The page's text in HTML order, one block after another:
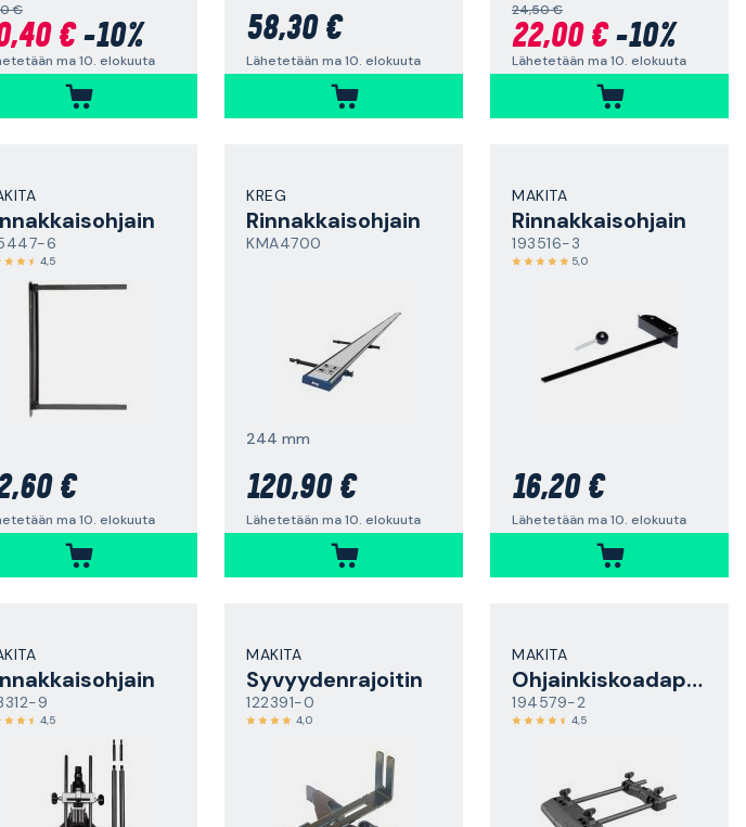
€
€-10%
ma 10. elokuuta
58,30 €
Lähetetään ma 10. elokuuta
24,50 €
22,00 €-10%
Lähetetään ma 10. elokuuta
6
4,5
€
ma 10. elokuuta
KREG
Rinnakkaisohjain
KMA4700
244 mm
120,90 €
Lähetetään ma 10. elokuuta
MAKITA
Rinnakkaisohjain
193516-3
5,0
16,20 €
Lähetetään ma 10. elokuuta
9
4,5
MAKITA
Syvyydenrajoitin
122391-0
4,0
MAKITA
Ohjainkiskoadapteri
194579-2
4,5